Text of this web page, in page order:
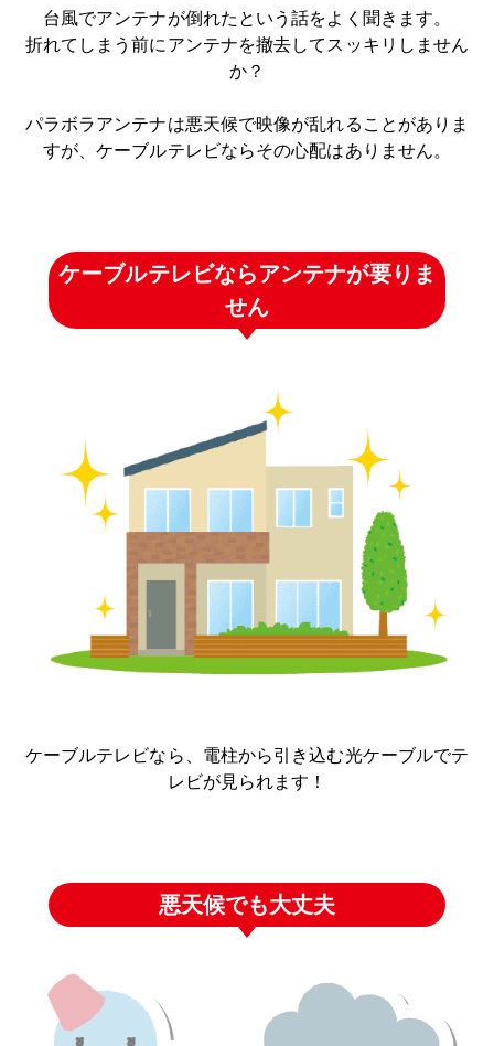
台風でアンテナが倒れたという話をよく聞きます。
折れてしまう前にアンテナを撤去してスッキリしません
か？
パラボラアンテナは悪天候で映像が乱れることがありま
すが、ケーブルテレビならその心配はありません。
ケーブルテレビならアンテナが要りま
せん
ケーブルテレビなら、電柱から引き込む光ケーブルでテ
レビが見られます！
悪天候でも大丈夫